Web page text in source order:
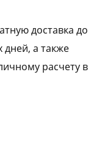
доставка до
дней, а также
расчету в